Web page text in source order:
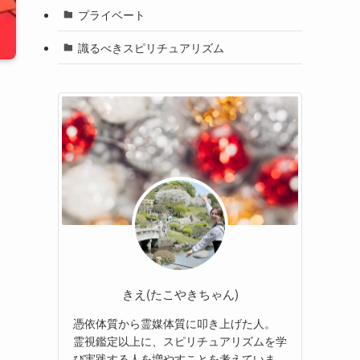
プライベート
識るべきスピリチュアリズム
きえ(たこやきちゃん)
憑依体質から霊媒体質に叩き上げた人。
霊視鑑定以上に、スピリチュアリズムを学